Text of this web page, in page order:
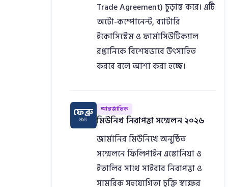
Trade Agreement) চূড়ান্ত করে। এটি
অটো-কম্পোনেন্ট, ব্যাটারি
ইকোসিস্টেম ও ফার্মাসিউটিক্যাল
রপ্তানিকে বিশেষভাবে উৎসাহিত
করবে বলে আশা করা হচ্ছে।
ফেব্রু
মধ্য
আন্তর্জাতিক
মিউনিখ নিরাপত্তা সম্মেলন ২০২৬
জার্মানির মিউনিখে অনুষ্ঠিত
সম্মেলনে ফিলিপাইন এস্তোনিয়া ও
ইতালির সাথে সাইবার নিরাপত্তা ও
সামরিক সহযোগিতা চুক্তি স্বাক্ষর